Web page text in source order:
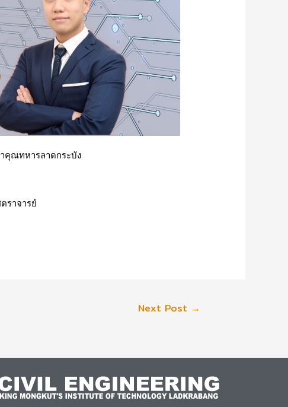
คุณทหารลาดกระบัง
ราจารย์
Next Post →